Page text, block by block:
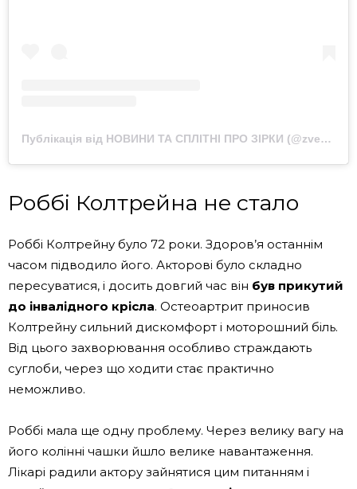
Публікація від НОВИНИ ТА СПЛІТНІ ПРО ЗІРКИ (@zvezdnue_novosti)
Роббі Колтрейна не стало
Роббі Колтрейну було 72 роки. Здоров’я останнім
часом підводило його. Акторові було складно
пересуватися, і досить довгий час він був прикутий
до інвалідного крісла. Остеоартрит приносив
Колтрейну сильний дискомфорт і моторошний біль.
Від цього захворювання особливо страждають
суглоби, через що ходити стає практично
неможливо.
Роббі мала ще одну проблему. Через велику вагу на
його колінні чашки йшло велике навантаження.
Лікарі радили актору зайнятися цим питанням і